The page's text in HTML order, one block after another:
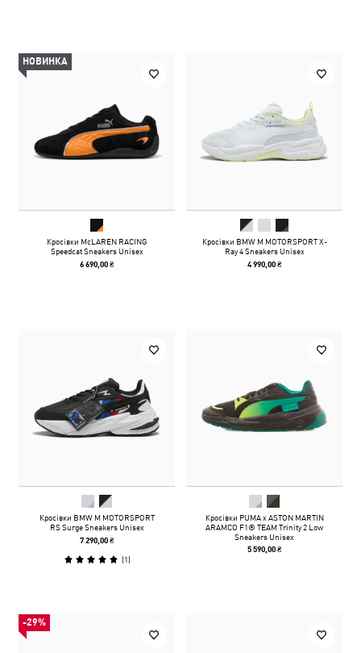
НОВИНКА
Кросівки McLAREN RACING
Speedcat Sneakers Unisex
6 690,00 ₴
Кросівки BMW M MOTORSPORT X-
Ray 4 Sneakers Unisex
4 990,00 ₴
Кросівки BMW M MOTORSPORT
RS Surge Sneakers Unisex
7 290,00 ₴
(1)
Кросівки PUMA x ASTON MARTIN
ARAMCO F1® TEAM Trinity 2 Low
Sneakers Unisex
5 590,00 ₴
-29%